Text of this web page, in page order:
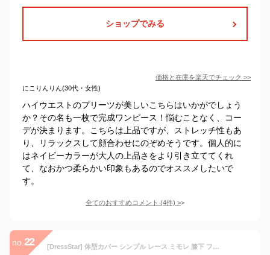
ショップでみる
価格と在庫を楽天でチェック >>
にこりんりん(30代・女性)
ハイウエストのプリーツが美しいこちらはいかがでしょう
か？その名も一枚で完成ワンピース！悩むことなく、コー
デが決まります。こちらは上品ですが、ストレッチ性もあ
り、リラックスして顔合わせにのぞめそうです。個人的に
はネイビーカラーが大人の上品さをより引き立ててくれ
て、なおかつ柔らかい印象もあるのでオススメしたいで
す。
全てのおすすめコメント (4件) >
no. 22 [DressStar] 体型カバー シンプル レース ミモレ 膝下 フォーマル ダマスク ワンピース ドレス スーツ 大きいサイズ L(9～11号) グレー